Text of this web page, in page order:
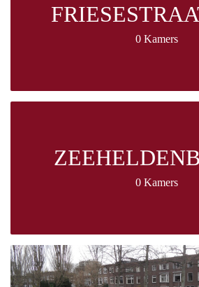
0 Kamers
0 Kamers